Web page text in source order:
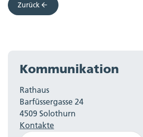
Zurück
Kommunikation
Rathaus
Barfüssergasse 24
4509 Solothurn
Kontakte